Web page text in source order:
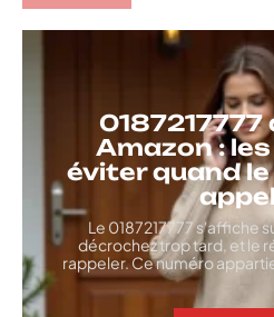
0187217777
Amazon :
éviter quand
Le 0187217777 s'affiche
décrochez trop tard, et le
rappeler. Ce numéro